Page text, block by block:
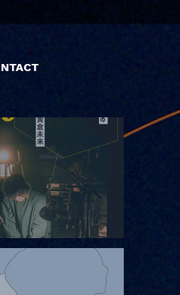
まつり2026２days-月見ル君想フ編